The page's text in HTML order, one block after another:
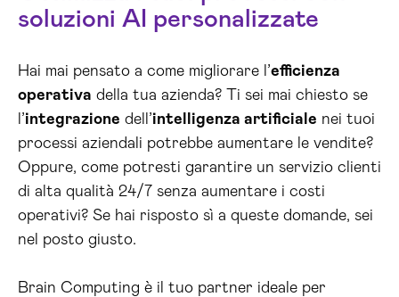
soluzioni AI personalizzate
Hai mai pensato a come migliorare l’efficienza
operativa della tua azienda? Ti sei mai chiesto se
l’integrazione dell’intelligenza artificiale nei tuoi
processi aziendali potrebbe aumentare le vendite?
Oppure, come potresti garantire un servizio clienti
di alta qualità 24/7 senza aumentare i costi
operativi? Se hai risposto sì a queste domande, sei
nel posto giusto.
Brain Computing è il tuo partner ideale per